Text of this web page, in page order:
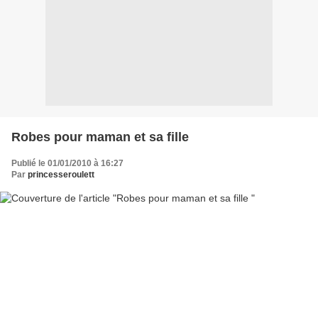
Robes pour maman et sa fille
Publié le 01/01/2010 à 16:27
Par princesseroulett